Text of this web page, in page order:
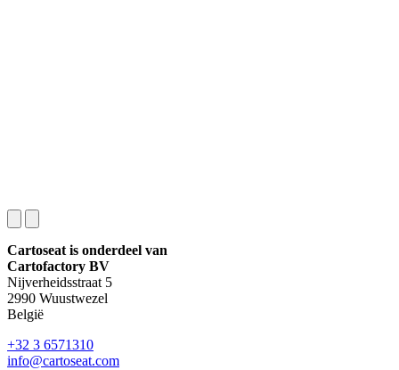
Cartoseat is onderdeel van
Cartofactory BV
Nijverheidsstraat 5
2990 Wuustwezel
België
+32 3 6571310
info@cartoseat.com